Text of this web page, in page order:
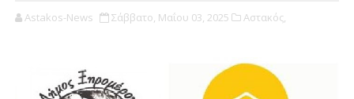
Astakos-News Σάββατο, Μαΐου 03, 2025 Αστακός,